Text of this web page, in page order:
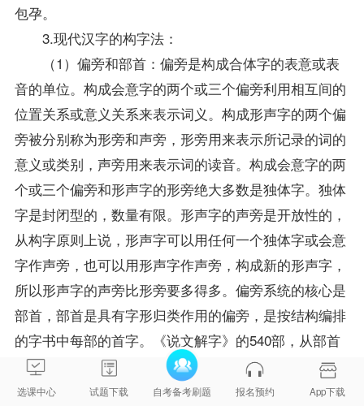
包孕。
3.现代汉字的构字法：
（1）偏旁和部首：偏旁是构成合体字的表意或表
音的单位。构成会意字的两个或三个偏旁利用相互间的
位置关系或意义关系来表示词义。构成形声字的两个偏
旁被分别称为形旁和声旁，形旁用来表示所记录的词的
意义或类别，声旁用来表示词的读音。构成会意字的两
个或三个偏旁和形声字的形旁绝大多数是独体字。独体
字是封闭型的，数量有限。形声字的声旁是开放性的，
从构字原则上说，形声字可以用任何一个独体字或会意
字作声旁，也可以用形声字作声旁，构成新的形声字，
所以形声字的声旁比形旁要多得多。偏旁系统的核心是
部首，部首是具有字形归类作用的偏旁，是按结构编排
的字书中每部的首字。《说文解字》的540部，从部首
的设立到各部的收字，遵循的是文字学的原则。《字
汇》、《康熙字典》等字书的214部，从部首的设立到
选课中心 试题下载 自考备考刷题 报名预约 App下载